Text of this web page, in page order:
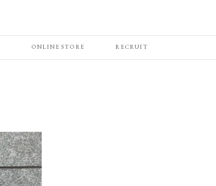
ONLINE STORE RECRUIT